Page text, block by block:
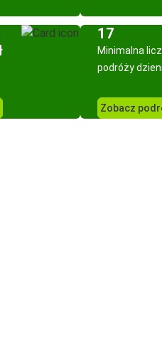
17
Minimalna
podróży
Zobacz